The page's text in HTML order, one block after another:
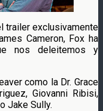
trailer exclusivamente
Cameron, Fox ha
nos deleitemos y
como la Dr. Grace
Giovanni Ribisi,
Jake Sully.